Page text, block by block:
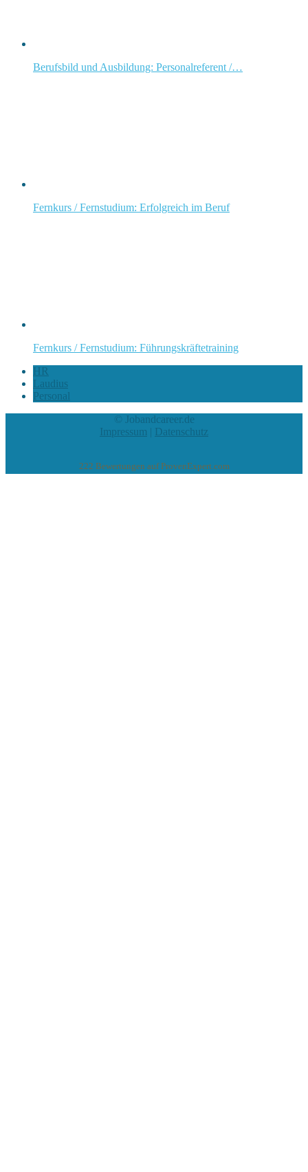
Berufsbild und Ausbildung: Personalreferent /…
Fernkurs / Fernstudium: Erfolgreich im Beruf
Fernkurs / Fernstudium: Führungskräftetraining
HR
Laudius
Personal
© Jobandcareer.de
Impressum | Datenschutz
222 Bewertungen auf ProvenExpert.com